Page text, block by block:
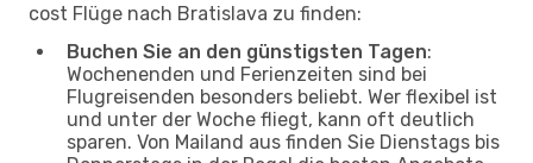
cost Flüge nach Bratislava zu finden:
Buchen Sie an den günstigsten Tagen:
Wochenenden und Ferienzeiten sind bei
Flugreisenden besonders beliebt. Wer flexibel ist
und unter der Woche fliegt, kann oft deutlich
sparen. Von Mailand aus finden Sie Dienstags bis